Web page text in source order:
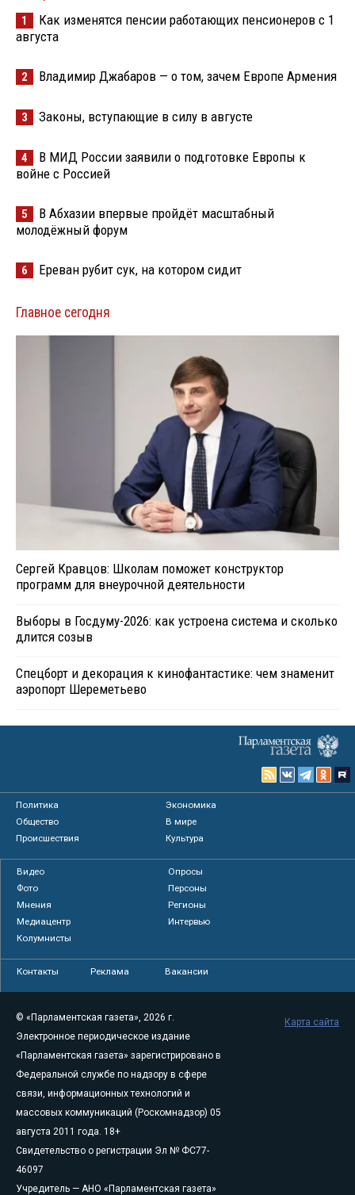
1
Как изменятся пенсии работающих пенсионеров с 1
августа
2 Владимир Джабаров — о том, зачем Европе Армения
3 Законы, вступающие в силу в августе
4
В МИД России заявили о подготовке Европы к
войне с Россией
5
В Абхазии впервые пройдёт масштабный
молодёжный форум
6 Ереван рубит сук, на котором сидит
Главное сегодня
Сергей Кравцов: Школам поможет конструктор
программ для внеурочной деятельности
Выборы в Госдуму-2026: как устроена система и сколько
длится созыв
Спецборт и декорация к кинофантастике: чем знаменит
аэропорт Шереметьево
Политика
Экономика
Общество
В мире
Происшествия
Культура
Видео
Опросы
Фото
Персоны
Мнения
Регионы
Медиацентр
Интервью
Колумнисты
Контакты Реклама Вакансии
© «Парламентская газета», 2026 г.
Электронное периодическое издание
«Парламентская газета» зарегистрировано в
Федеральной службе по надзору в сфере
связи, информационных технологий и
массовых коммуникаций (Роскомнадзор) 05
августа 2011 года. 18+
Свидетельство о регистрации Эл № ФС77-
46097
Учредитель — АНО «Парламентская газета»
Карта сайта